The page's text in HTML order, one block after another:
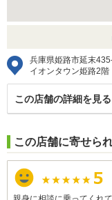
兵庫県姫路市延末
イオンタウン姫路2階
この店舗の詳細を見る
この店舗に寄せら